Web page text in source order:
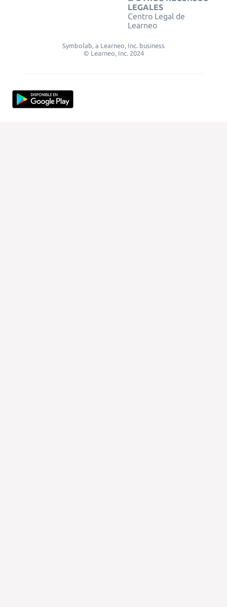
LEGALES
Centro Legal de
Learneo
Symbolab, a Learneo, Inc. business
© Learneo, Inc. 2024